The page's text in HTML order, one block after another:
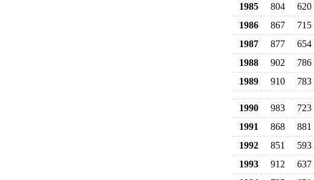
1985 804 620
1986
867 715
1987
877 654
1988
902 786
1989
910 783
1990 983 723
1991
868 881
1992
851 593
1993
912 637